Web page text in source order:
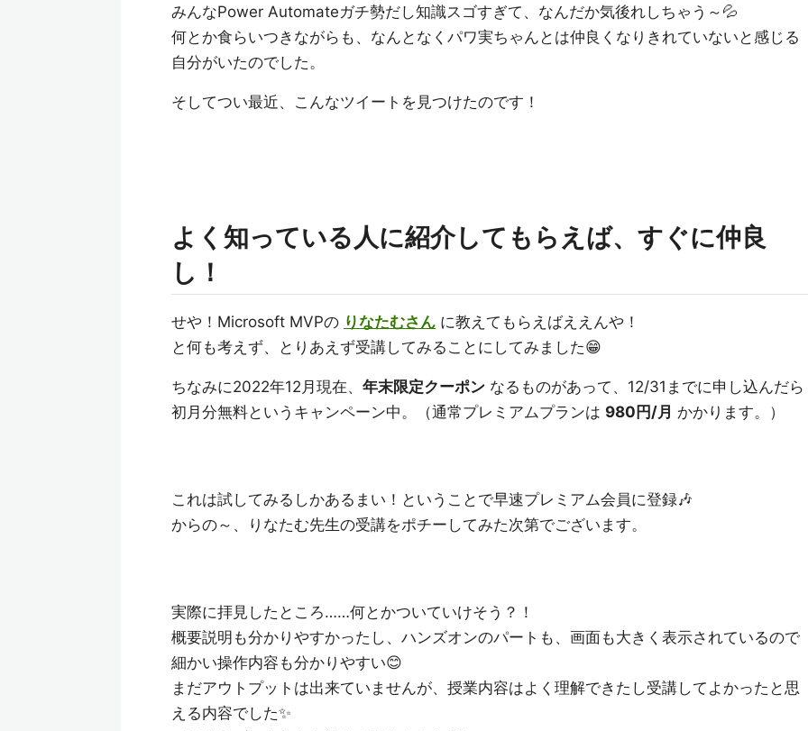
みんなPower Automateガチ勢だし知識スゴすぎて、なんだか気後れしちゃう～💦
何とか食らいつきながらも、なんとなくパワ実ちゃんとは仲良くなりきれていないと感じる
自分がいたのでした。
そしてつい最近、こんなツイートを見つけたのです！
よく知っている人に紹介してもらえば、すぐに仲良
し！
せや！Microsoft MVPの りなたむさん に教えてもらえばええんや！
と何も考えず、とりあえず受講してみることにしてみました😁
ちなみに2022年12月現在、 年末限定クーポン なるものがあって、12/31までに申し込んだら
初月分無料というキャンペーン中。（通常プレミアムプランは 980円/月 かかります。）
これは試してみるしかあるまい！ということで早速プレミアム会員に登録🎶
からの～、りなたむ先生の受講をポチーしてみた次第でございます。
実際に拝見したところ……何とかついていけそう？！
概要説明も分かりやすかったし、ハンズオンのパートも、画面も大きく表示されているので
細かい操作内容も分かりやすい😊
まだアウトプットは出来ていませんが、授業内容はよく理解できたし受講してよかったと思
える内容でした✨